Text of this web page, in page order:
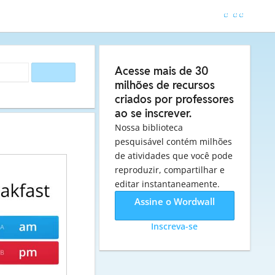
Acesse mais de 30
milhões de recursos
criados por professores
ao se inscrever.
Nossa biblioteca
pesquisável contém milhões
de atividades que você pode
reproduzir, compartilhar e
editar instantaneamente.
Assine o Wordwall
Inscreva-se